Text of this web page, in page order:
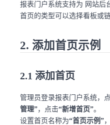
报表门户系统支持为 网站后
首页的类型可以选择看板或链
2. 添加首页示例
2.1 添加首页
管理员登录报表门户系统，
管理”，点击“新增首页”。
设置首页名称为“首页示例”